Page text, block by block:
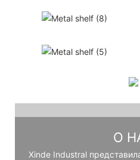
О
Xinde Industral